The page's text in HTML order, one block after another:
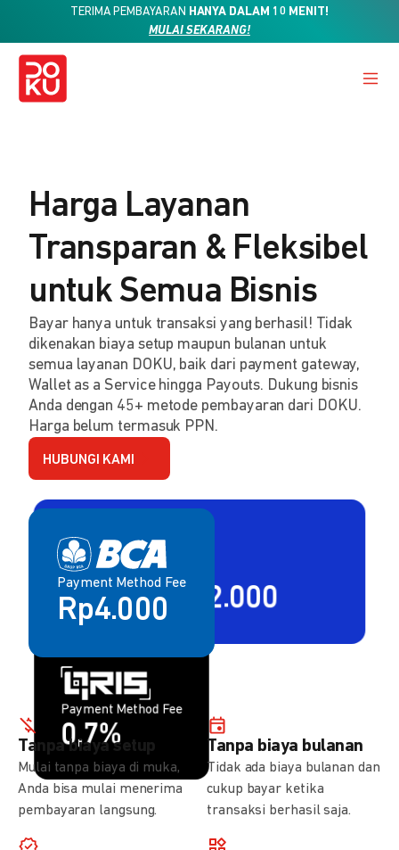
TERIMA PEMBAYARAN HANYA DALAM 10 MENIT!
MULAI SEKARANG!
Harga Layanan
Transparan & Fleksibel
untuk Semua Bisnis
Bayar hanya untuk transaksi yang berhasil! Tidak
dikenakan biaya setup maupun bulanan untuk
semua layanan DOKU, baik dari payment gateway,
Wallet as a Service hingga Payouts. Dukung bisnis
Anda dengan 45+ metode pembayaran dari DOKU.
Harga belum termasuk PPN.
HUBUNGI KAMI
Payment Method Fee
Rp4.000
Payment Method Fee
2,80% + Rp2.000
Payment Method Fee
0,7%
Payment Method Fee
1,5%
Tanpa biaya setup
Mulai tanpa biaya di muka,
Anda bisa mulai menerima
pembayaran langsung.
Tanpa biaya bulanan
Tidak ada biaya bulanan dan
cukup bayar ketika
transaksi berhasil saja.